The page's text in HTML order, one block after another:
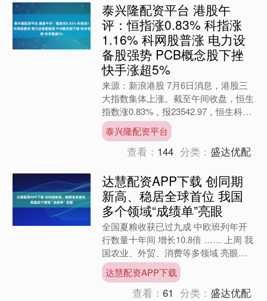
泰兴隆配资平台 港股午
评：恒指涨0.83% 科指涨
1.16% 科网股普涨 电力设
备股强势 PCB概念股下挫
快手涨超5%
来源：新浪港股 7月6日消息，港股三
大指数集体上涨。截至午间收盘，恒生
指数涨0.83%，报23542.97，恒生科技
指数涨1.16%，国企指数涨1.1%。盘面
上....
泰兴隆配资平台
查看： 144 分类：盛达优配
达慧配资APP下载 创同期
新高、稳居全球首位 我国
多个领域“成绩单”亮眼
全国夏粮收获已过九成 中欧班列年开
行数量十年间 增长10.8倍 …… 上周 我
国农业、外贸、消费等多领域 亮眼数
据不断 一个个跃动的数字 彰显我国经
济社会发展的....
达慧配资APP下载
查看：61 分类：盛达优配